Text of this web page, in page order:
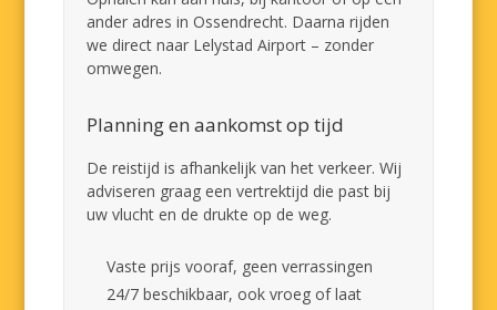
ander adres in Ossendrecht. Daarna rijden
we direct naar Lelystad Airport – zonder
omwegen.
Planning en aankomst op tijd
De reistijd is afhankelijk van het verkeer. Wij
adviseren graag een vertrektijd die past bij
uw vlucht en de drukte op de weg.
Vaste prijs vooraf, geen verrassingen
24/7 beschikbaar, ook vroeg of laat